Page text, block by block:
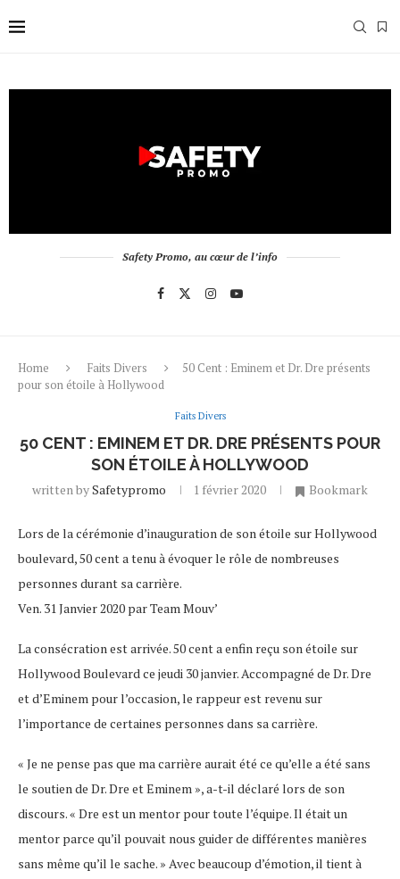
Safety Promo, au cœur de l’info
Home Faits Divers
50 Cent : Eminem et Dr. Dre présents
pour son étoile à Hollywood
Faits Divers
50 CENT : EMINEM ET DR. DRE PRÉSENTS POUR
SON ÉTOILE À HOLLYWOOD
written bySafetypromo 1 février 2020 Bookmark
Lors de la cérémonie d’inauguration de son étoile sur Hollywood
boulevard, 50 cent a tenu à évoquer le rôle de nombreuses
personnes durant sa carrière.
Ven. 31 Janvier 2020 par Team Mouv’
La consécration est arrivée. 50 cent a enfin reçu son étoile sur
Hollywood Boulevard ce jeudi 30 janvier. Accompagné de Dr. Dre
et d’Eminem pour l’occasion, le rappeur est revenu sur
l’importance de certaines personnes dans sa carrière.
« Je ne pense pas que ma carrière aurait été ce qu’elle a été sans
le soutien de Dr. Dre et Eminem », a-t-il déclaré lors de son
discours. « Dre est un mentor pour toute l’équipe. Il était un
mentor parce qu’il pouvait nous guider de différentes manières
sans même qu’il le sache. » Avec beaucoup d’émotion, il tient à